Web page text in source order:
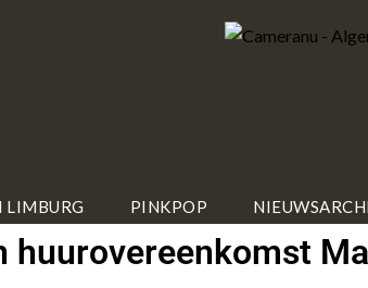
LIMBURG PINKPOP
huurovereenkomst